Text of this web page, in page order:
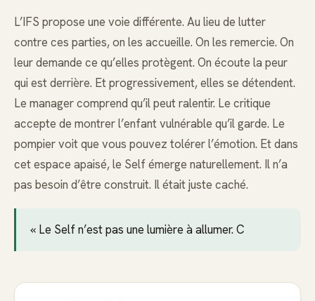
L’IFS propose une voie différente. Au lieu de lutter
contre ces parties, on les accueille. On les remercie. On
leur demande ce qu’elles protègent. On écoute la peur
qui est derrière. Et progressivement, elles se détendent.
Le manager comprend qu’il peut ralentir. Le critique
accepte de montrer l’enfant vulnérable qu’il garde. Le
pompier voit que vous pouvez tolérer l’émotion. Et dans
cet espace apaisé, le Self émerge naturellement. Il n’a
pas besoin d’être construit. Il était juste caché.
« Le Self n’est pas une lumière à allumer. C